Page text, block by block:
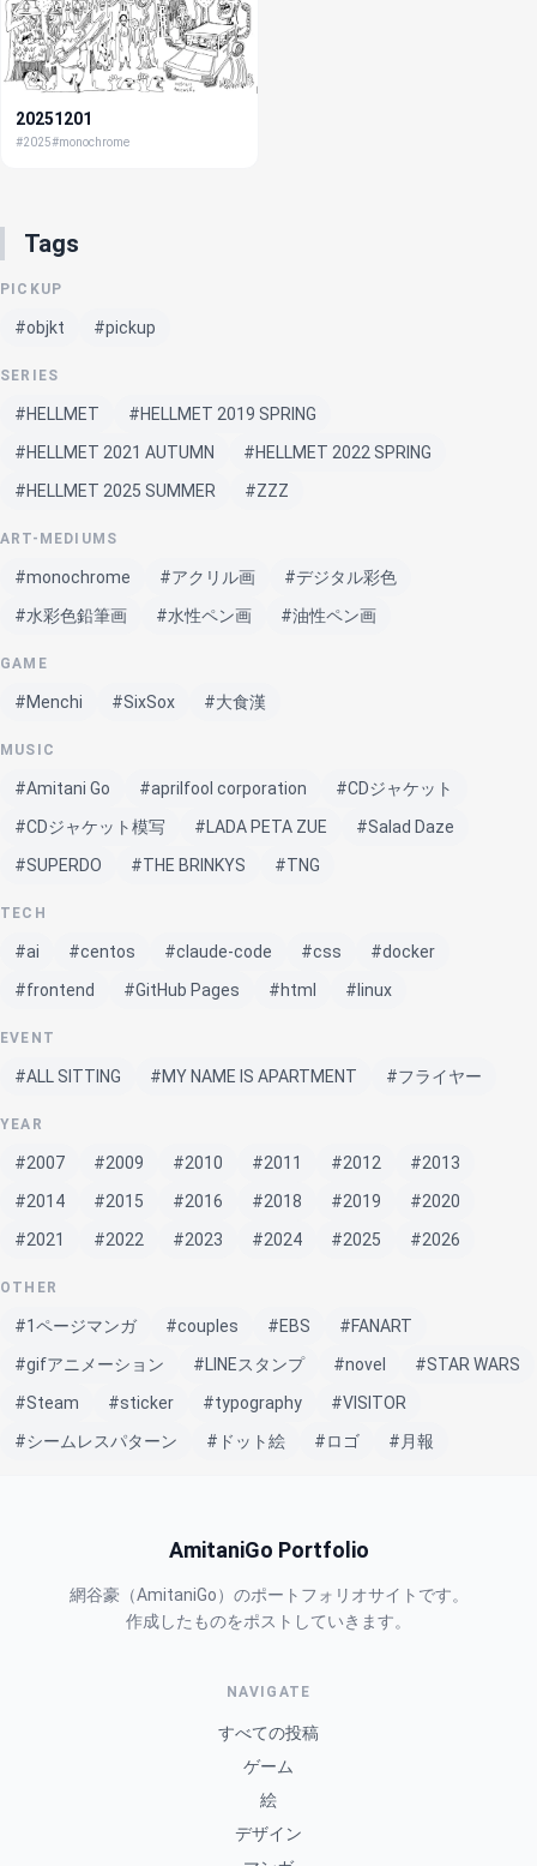
20251201
#2025#monochrome
Tags
PICKUP
#objkt #pickup
SERIES
#HELLMET
#HELLMET 2019 SPRING
#HELLMET 2021 AUTUMN
#HELLMET 2022 SPRING
#HELLMET 2025 SUMMER
#ZZZ
ART-MEDIUMS
#monochrome #アクリル画
#デジタル彩色
#水彩色鉛筆画
#水性ペン画 #油性ペン画
GAME
#Menchi #SixSox #大食漢
MUSIC
#Amitani Go #aprilfool corporation
#CDジャケット
#CDジャケット模写
#LADA PETA ZUE
#Salad Daze
#SUPERDO
#THE BRINKYS #TNG
TECH
#ai #centos #claude-code #css
#docker
#frontend
#GitHub Pages #html #linux
EVENT
#ALL SITTING #MY NAME IS APARTMENT #フライヤー
YEAR
#2007 #2009 #2010 #2011 #2012
#2013
#2014
#2015 #2016 #2018 #2019
#2020
#2021
#2022 #2023 #2024 #2025 #2026
OTHER
#1ページマンガ #couples #EBS
#FANART
#gifアニメーション
#LINEスタンプ #novel
#STAR WARS
#Steam
#sticker #typography
#VISITOR
#シームレスパターン
#ドット絵 #ロゴ #月報
AmitaniGo Portfolio
網谷豪（AmitaniGo）のポートフォリオサイトです。
作成したものをポストしていきます。
NAVIGATE
すべての投稿
ゲーム
絵
デザイン